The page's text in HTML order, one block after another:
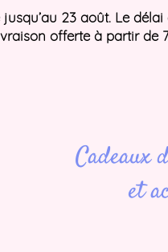
jusqu’au 23 août. Le
offerte à partir de
Cadeaux
et